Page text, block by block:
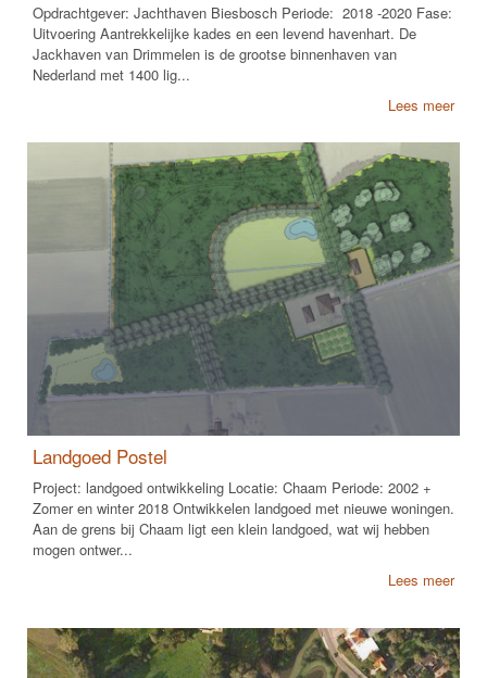
Opdrachtgever: Jachthaven Biesbosch Periode: 2018 -2020 Fase:
Uitvoering Aantrekkelijke kades en een levend havenhart. De
Jackhaven van Drimmelen is de grootse binnenhaven van
Nederland met 1400 lig...
Lees meer
Landgoed Postel
Project: landgoed ontwikkeling Locatie: Chaam Periode: 2002 +
Zomer en winter 2018 Ontwikkelen landgoed met nieuwe woningen.
Aan de grens bij Chaam ligt een klein landgoed, wat wij hebben
mogen ontwer...
Lees meer